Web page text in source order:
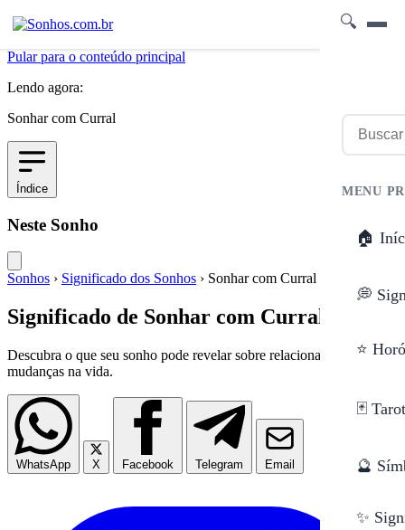
🔍
MENU
🏠
💭
⭐
🃏
🔮
✨
Pular para o conteúdo principal
Lendo agora:
Sonhar com Curral
Índice
Neste Sonho
Sonhos › Significado dos Sonhos › Sonhar com Curral
Significado de Sonhar com Curral
Descubra o que seu sonho pode revelar sobre relacionamentos e
mudanças na vida.
WhatsApp X Facebook Telegram Email